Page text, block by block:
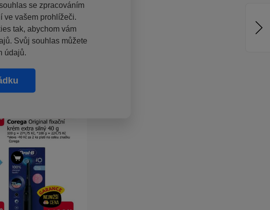
se zpracováním
ve vašem prohlížeči.
tak, abychom vám
Svůj souhlas můžete
údajů.